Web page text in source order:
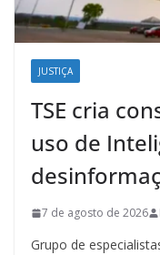
JUSTIÇA
TSE cria
uso de
7 de agosto de 2026
Grupo de